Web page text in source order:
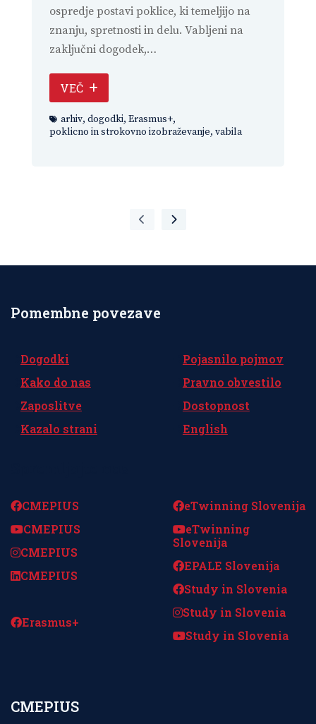
ospredje postavi poklice, ki temeljijo na
znanju, spretnosti in delu. Vabljeni na
zaključni dogodek,…
VEČ
arhiv, dogodki, Erasmus+,
poklicno in strokovno izobraževanje, vabila
Pomembne povezave
Dogodki
Kako do nas
Zaposlitve
Kazalo strani
Pojasnilo pojmov
Pravno obvestilo
Dostopnost
English
CMEPIUS
CMEPIUS
CMEPIUS
CMEPIUS
Erasmus+
eTwinning Slovenija
eTwinning
Slovenija
EPALE Slovenija
Study in Slovenia
Study in Slovenia
Study in Slovenia
CMEPIUS